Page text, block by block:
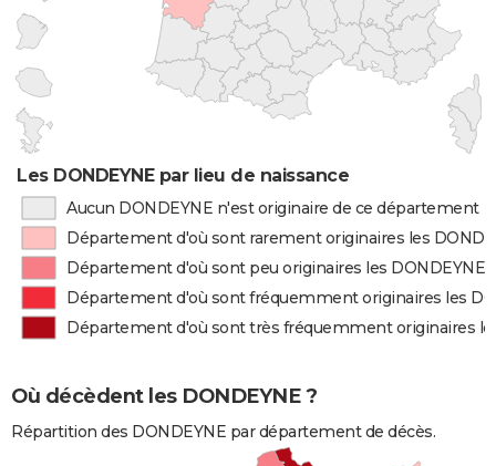
Les DONDEYNE par lieu de naissance
Aucun DONDEYNE n'est originaire de ce département
Département d'où sont rarement originaires les
Département d'où sont peu originaires les DONDEYNE
Département d'où sont fréquemment originaires les
Département d'où sont très fréquemment originaires
Où décèdent les DONDEYNE ?
Répartition des DONDEYNE par département de décès.